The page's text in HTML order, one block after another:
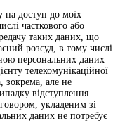
на доступ до моїх
часткового або
таких даних, що
розсуд, в тому числі
персональних даних
телекомунікаційної
зокрема, але не
відступлення
укладеним зі
даних не потребує